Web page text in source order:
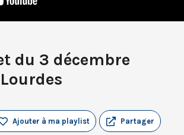
du 3 décembre
Partager
Ajouter à ma playlist